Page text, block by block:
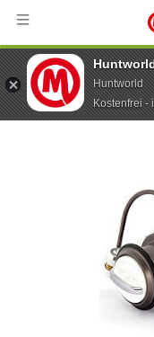
Hauptseite ...
Huntworld
Kostenfrei -